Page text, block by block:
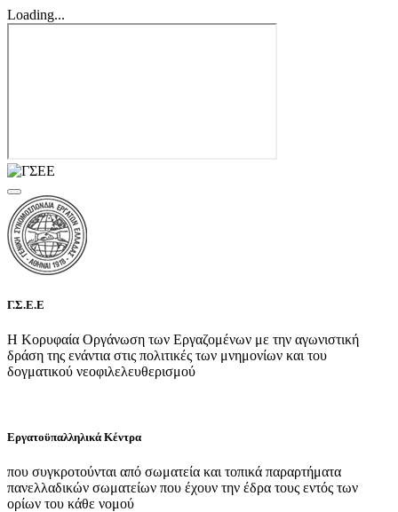
Loading...
Γ.Σ.Ε.Ε
Η Κορυφαία Οργάνωση των Εργαζομένων με την αγωνιστική
δράση της ενάντια στις πολιτικές των μνημονίων και του
δογματικού νεοφιλελευθερισμού
Εργατοϋπαλληλικά Κέντρα
που συγκροτούνται από σωματεία και τοπικά παραρτήματα
πανελλαδικών σωματείων που έχουν την έδρα τους εντός των
ορίων του κάθε νομού